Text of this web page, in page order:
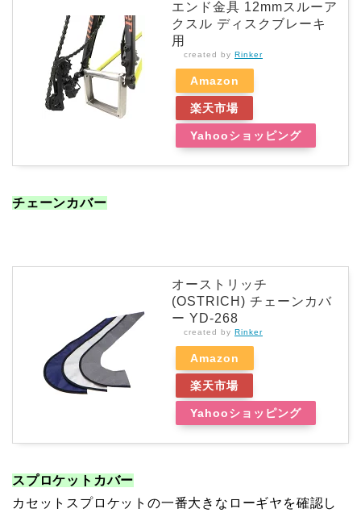
エンド金具 12mmスルーア
クスル ディスクブレーキ
用
created by Rinker
Amazon
楽天市場
Yahooショッピング
チェーンカバー
オーストリッチ
(OSTRICH) チェーンカバ
ー YD-268
created by Rinker
Amazon
楽天市場
Yahooショッピング
スプロケットカバー
カセットスプロケットの一番大きなローギヤを確認し